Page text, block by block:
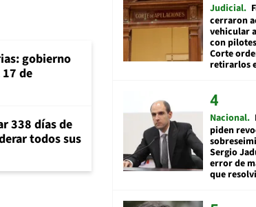
gobierno
de
338 días de
todos sus
Judicial
cerraron
vehicular
con
Corte
retirarlos
Nacional
piden
Sergio
error de
que